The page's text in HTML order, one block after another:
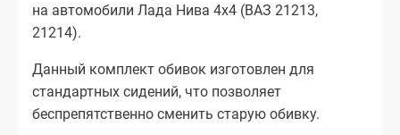
на автомобили Лада Нива 4х4 (ВАЗ 21213,
21214).
Данный комплект обивок изготовлен для
стандартных сидений, что позволяет
беспрепятственно сменить старую обивку.